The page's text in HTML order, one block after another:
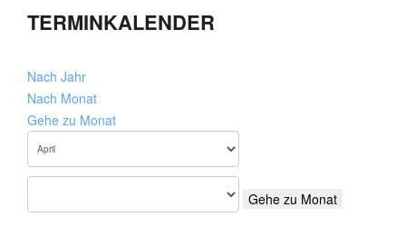
TERMINKALENDER
Nach Jahr
Nach Monat
Gehe zu Monat
Gehe zu Monat